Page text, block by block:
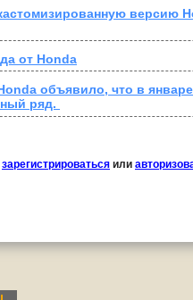
версию
от Honda
объявило, что в
ряд.
зарегистрироваться или